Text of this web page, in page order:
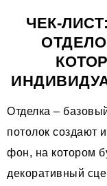
ЧЕК-
Отделка –
потолок создают
фон, на котором
декоративный